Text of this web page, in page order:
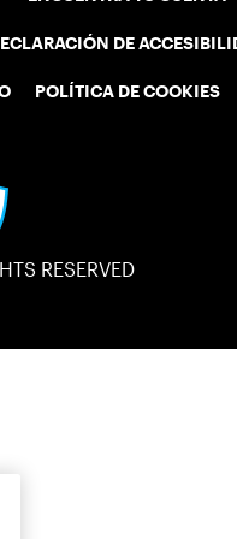
DE
POLÍTICA DE COOKIES
RESERVED